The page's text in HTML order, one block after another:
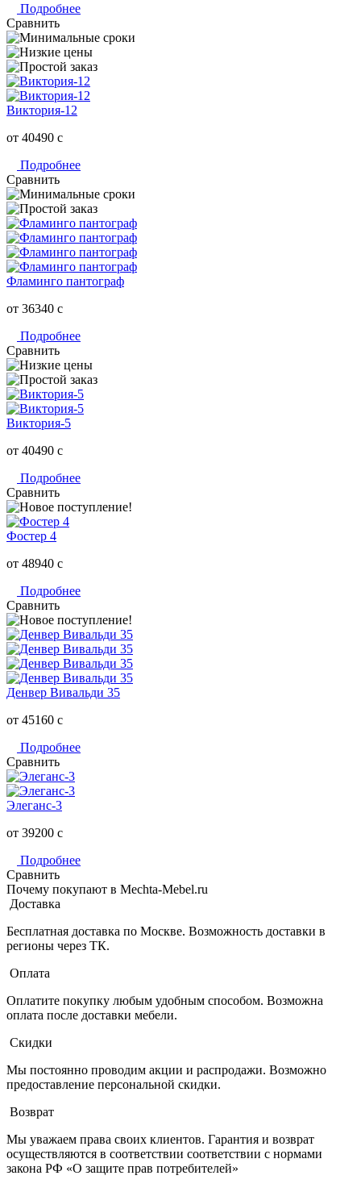
Подробнее
Сравнить
Виктория-12
от 40490 c
Подробнее
Сравнить
Фламинго пантограф
от 36340 c
Подробнее
Сравнить
Виктория-5
от 40490 c
Подробнее
Сравнить
Фостер 4
от 48940 c
Подробнее
Сравнить
Денвер Вивальди 35
от 45160 c
Подробнее
Сравнить
Элеганс-3
от 39200 c
Подробнее
Сравнить
Почему покупают в Mechta-Mebel.ru
Доставка
Бесплатная доставка по Москве. Возможность доставки в
регионы через ТК.
Оплата
Оплатите покупку любым удобным способом. Возможна
оплата после доставки мебели.
Скидки
Мы постоянно проводим акции и распродажи. Возможно
предоставление персональной скидки.
Возврат
Мы уважаем права своих клиентов. Гарантия и возврат
осуществляются в соответствии соответствии с нормами
закона РФ «О защите прав потребителей»